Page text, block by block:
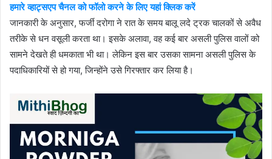
हमारे व्हाट्सएप चैनल को फॉलो करने के लिए यहां क्लिक करें
जानकारी के अनुसार, फर्जी दरोगा ने रात के समय बालू लदे ट्रक चालकों से अवैध
तरीके से धन वसूली करता था। इसके अलावा, वह कई बार असली पुलिस वालों को
सामने देखते ही धमकाता भी था। लेकिन इस बार उसका सामना असली पुलिस के
पदाधिकारियों से हो गया, जिन्होंने उसे गिरफ्तार कर लिया है।